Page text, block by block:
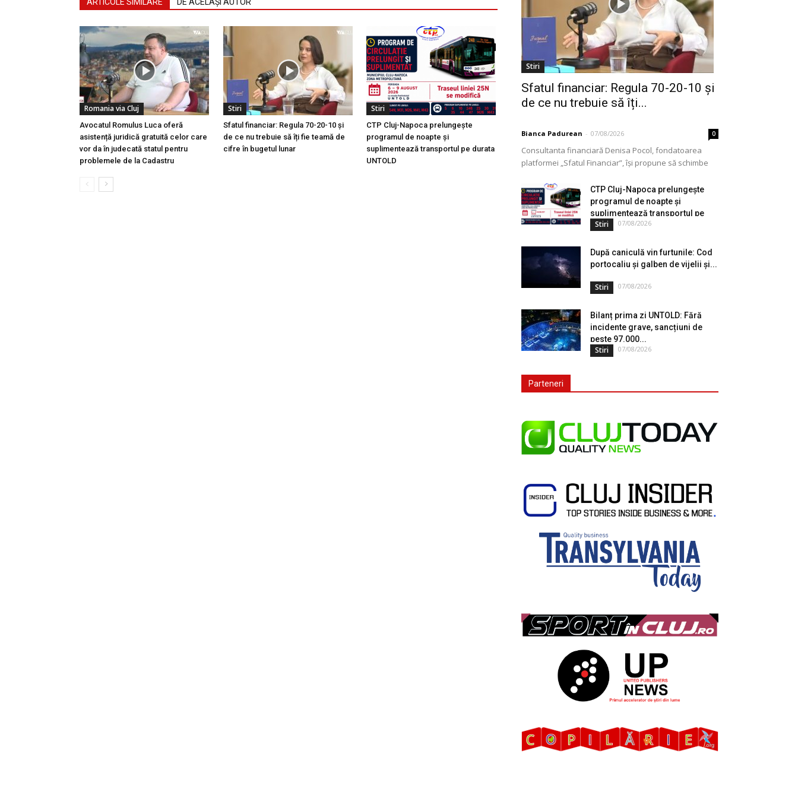
ARTICOLE SIMILARE DE ACELAȘI AUTOR
Romania via Cluj
Avocatul Romulus Luca oferă
asistență juridică gratuită celor care
vor da în judecată statul pentru
problemele de la Cadastru
Stiri
Sfatul financiar: Regula 70-20-10 și
de ce nu trebuie să îți fie teamă de
cifre în bugetul lunar
Stiri
CTP Cluj-Napoca prelungește
programul de noapte și
suplimentează transportul pe durata
UNTOLD
Stiri
Sfatul financiar: Regula 70-20-10 și
de ce nu trebuie să îți...
Bianca Padurean - 07/08/2026 0
Consultanta financiară Denisa Pocol, fondatoarea
platformei „Sfatul Financiar”, își propune să schimbe
experiență de peste...CTP Cluj-Napoca prelungește
programul de noapte și
suplimentează transportul pe
durata...
Stiri 07/08/2026
După caniculă vin furtunile: Cod
portocaliu și galben de vijelii și...
Stiri 07/08/2026
Bilanț prima zi UNTOLD: Fără
incidente grave, sancțiuni de
peste 97.000...
Stiri 07/08/2026
Parteneri